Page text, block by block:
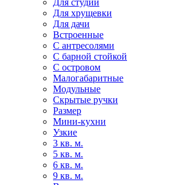
Для хрущевки
Для дачи
Встроенные
С антресолями
С барной стойкой
С островом
Малогабаритные
Модульные
Скрытые ручки
Размер
Мини-кухни
Узкие
3 кв. м.
5 кв. м.
6 кв. м.
9 кв. м.